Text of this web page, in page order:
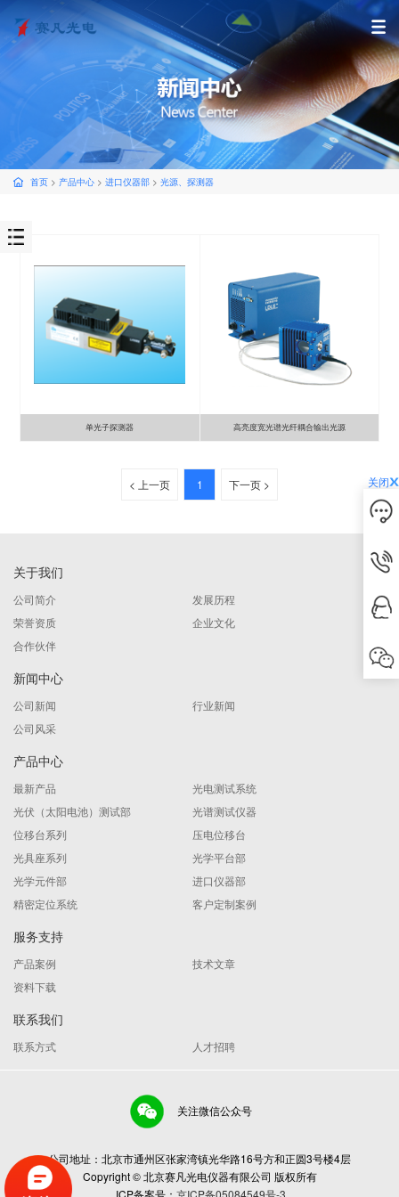
首页 > 产品中心 > 进口仪器部 > 光源、探测器
单光子探测器 高亮度宽光谱光纤耦合输出光源
< 上一页 1 下一页 >
关于我们
公司简介
发展历程
荣誉资质
企业文化
合作伙伴
新闻中心
公司新闻
行业新闻
公司风采
产品中心
最新产品
光电测试系统
光伏（太阳电池）测试部
光谱测试仪器
位移台系列
压电位移台
光具座系列
光学平台部
光学元件部
进口仪器部
精密定位系统
客户定制案例
服务支持
产品案例
技术文章
资料下载
联系我们
联系方式 人才招聘
关注微信公众号
公司地址：北京市通州区张家湾镇光华路16号方和正圆3号楼4层
Copyright © 北京赛凡光电仪器有限公司 版权所有
ICP备案号： 京ICP备05084549号-3
关闭